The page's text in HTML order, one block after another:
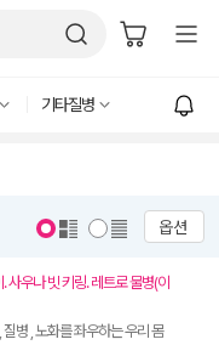
기타질병
옵션
우나 빗 키링. 레트로 물병(이
질병 , 노화를 좌우하는 우리 몸